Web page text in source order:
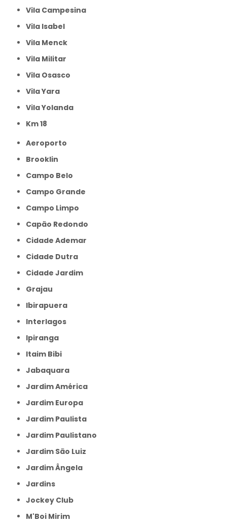
Vila Campesina
Vila Isabel
Vila Menck
Vila Militar
Vila Osasco
Vila Yara
Vila Yolanda
km 18
Aeroporto
Brooklin
Campo Belo
Campo Grande
Campo Limpo
Capão Redondo
Cidade Ademar
Cidade Dutra
Cidade Jardim
Grajau
Ibirapuera
Interlagos
Ipiranga
Itaim Bibi
Jabaquara
Jardim América
Jardim Europa
Jardim Paulista
Jardim Paulistano
Jardim São Luiz
Jardim Ângela
Jardins
Jockey Club
M'Boi Mirim